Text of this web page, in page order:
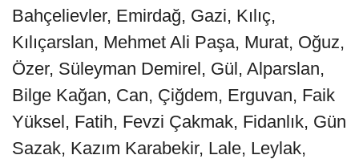
Bahçelievler, Emirdağ, Gazi, Kılıç,
Kılıçarslan, Mehmet Ali Paşa, Murat, Oğuz,
Özer, Süleyman Demirel, Gül, Alparslan,
Bilge Kağan, Can, Çiğdem, Erguvan, Faik
Yüksel, Fatih, Fevzi Çakmak, Fidanlık, Gün
Sazak, Kazım Karabekir, Lale, Leylak,